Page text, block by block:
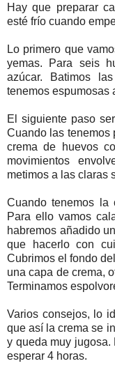
Hay que preparar
esté frío cuando
Lo primero que
yemas. Para seis
azúcar. Batimos
tenemos espumosas
El siguiente paso
Cuando las tenemos
crema de huevos
movimientos
metimos a las claras
Cuando tenemos la
Para ello vamos
habremos añadido
que hacerlo con
Cubrimos el fondo
una capa de crema,
Terminamos
Varios consejos, lo
que así la crema se
y queda muy
esperar 4 horas.